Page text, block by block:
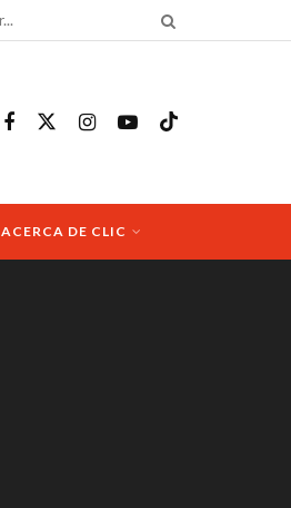
ACERCA DE CLIC